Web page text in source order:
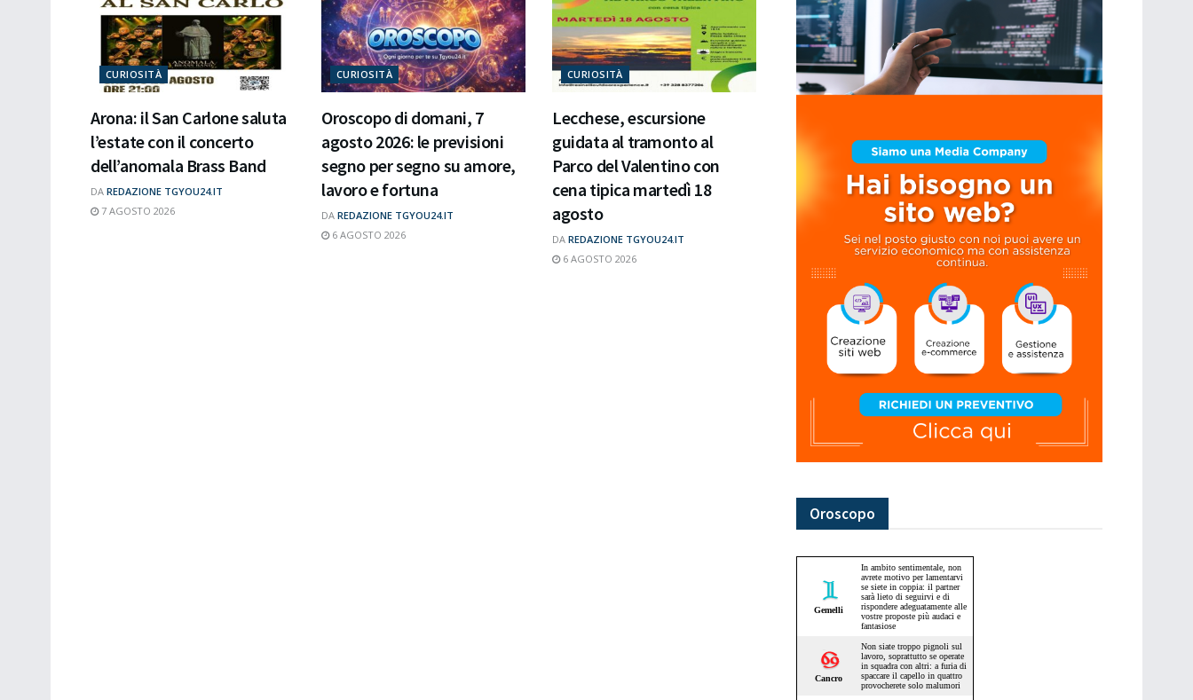
CURIOSITÀ
Arona: il San Carlone saluta
l’estate con il concerto
dell’anomala Brass Band
DA REDAZIONE TGYOU24.IT
7 AGOSTO 2026
CURIOSITÀ
Oroscopo di domani, 7
agosto 2026: le previsioni
segno per segno su amore,
lavoro e fortuna
DA REDAZIONE TGYOU24.IT
6 AGOSTO 2026
CURIOSITÀ
Lecchese, escursione
guidata al tramonto al
Parco del Valentino con
cena tipica martedì 18
agosto
DA REDAZIONE TGYOU24.IT
6 AGOSTO 2026
Oroscopo